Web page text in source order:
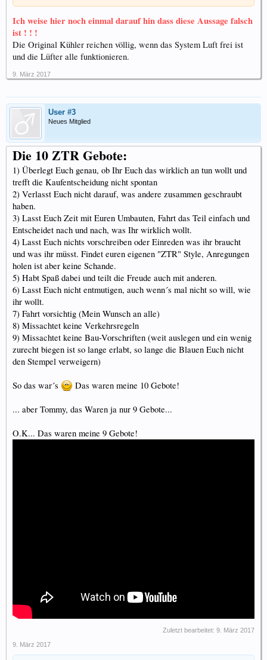
Ich weise hier noch einmal darauf hin dass diese Aussage falsch
ist ! ! !
Die Original Kühler reichen völlig, wenn das System Luft frei ist
und die Lüfter alle funktionieren.
9. März 2017
User #3
Neues Mitglied
Die 10 ZTR Gebote:
1) Überlegt Euch genau, ob Ihr Euch das wirklich an tun wollt und
trefft die Kaufentscheidung nicht spontan
2) Verlasst Euch nicht darauf, was andere zusammen geschraubt
haben.
3) Lasst Euch Zeit mit Euren Umbauten, Fahrt das Teil einfach und
Entscheidet nach und nach, was Ihr wirklich wollt.
4) Lasst Euch nichts vorschreiben oder Einreden was ihr braucht
und was ihr müsst. Findet euren eigenen "ZTR" Style, Anregungen
holen ist aber keine Schande.
5) Habt Spaß dabei und teilt die Freude auch mit anderen.
6) Lasst Euch nicht entmutigen, auch wenn´s mal nicht so will, wie
ihr wollt.
7) Fahrt vorsichtig (Mein Wunsch an alle)
8) Missachtet keine Verkehrsregeln
9) Missachtet keine Bau-Vorschriften (weit auslegen und ein wenig
zurecht biegen ist so lange erlabt, so lange die Blauen Euch nicht
den Stempel verweigern)
So das war´s Das waren meine 10 Gebote!
... aber Tommy, das Waren ja nur 9 Gebote...
O.K... Das waren meine 9 Gebote!
Zuletzt bearbeitet: 9. März 2017
9. März 2017